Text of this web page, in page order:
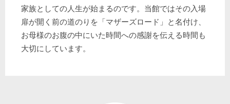
家族としての人生が始まるのです。当館ではその入場
扉が開く前の道のりを「マザーズロード」と名付け、
お母様のお腹の中にいた時間への感謝を伝える時間も
大切にしています。